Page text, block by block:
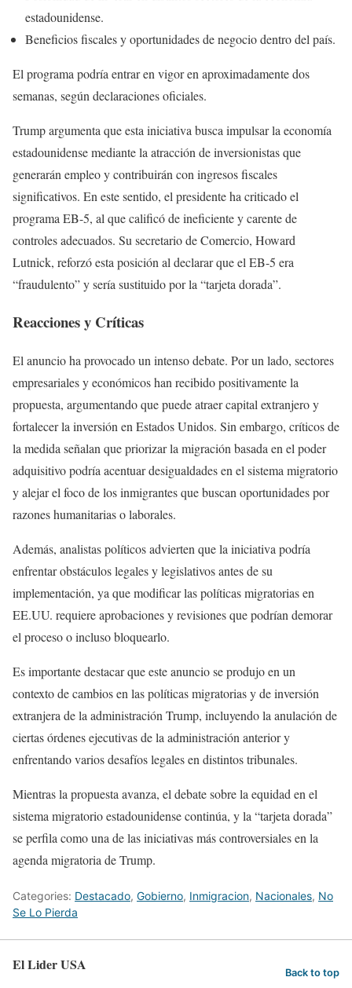
estadounidense.
Beneficios fiscales y oportunidades de negocio dentro del país.
El programa podría entrar en vigor en aproximadamente dos
semanas, según declaraciones oficiales.
Trump argumenta que esta iniciativa busca impulsar la economía
estadounidense mediante la atracción de inversionistas que
generarán empleo y contribuirán con ingresos fiscales
significativos. En este sentido, el presidente ha criticado el
programa EB-5, al que calificó de ineficiente y carente de
controles adecuados. Su secretario de Comercio, Howard
Lutnick, reforzó esta posición al declarar que el EB-5 era
“fraudulento” y sería sustituido por la “tarjeta dorada”.
Reacciones y Críticas
El anuncio ha provocado un intenso debate. Por un lado, sectores
empresariales y económicos han recibido positivamente la
propuesta, argumentando que puede atraer capital extranjero y
fortalecer la inversión en Estados Unidos. Sin embargo, críticos de
la medida señalan que priorizar la migración basada en el poder
adquisitivo podría acentuar desigualdades en el sistema migratorio
y alejar el foco de los inmigrantes que buscan oportunidades por
razones humanitarias o laborales.
Además, analistas políticos advierten que la iniciativa podría
enfrentar obstáculos legales y legislativos antes de su
implementación, ya que modificar las políticas migratorias en
EE.UU. requiere aprobaciones y revisiones que podrían demorar
el proceso o incluso bloquearlo.
Es importante destacar que este anuncio se produjo en un
contexto de cambios en las políticas migratorias y de inversión
extranjera de la administración Trump, incluyendo la anulación de
ciertas órdenes ejecutivas de la administración anterior y
enfrentando varios desafíos legales en distintos tribunales.
Mientras la propuesta avanza, el debate sobre la equidad en el
sistema migratorio estadounidense continúa, y la “tarjeta dorada”
se perfila como una de las iniciativas más controversiales en la
agenda migratoria de Trump.
Categories: Destacado, Gobierno, Inmigracion, Nacionales, No
Se Lo Pierda
El Lider USA Back to top